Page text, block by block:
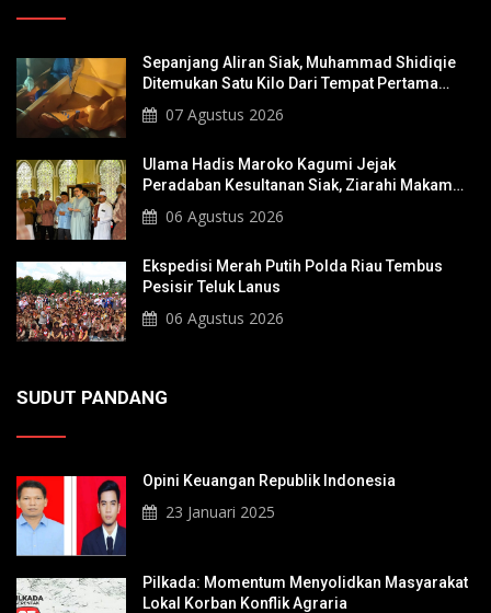
Sepanjang Aliran Siak, Muhammad Shidiqie
Ditemukan Satu Kilo Dari Tempat Pertama
Tenggelam
07 Agustus 2026
Ulama Hadis Maroko Kagumi Jejak
Peradaban Kesultanan Siak, Ziarahi Makam
Sultan Hingga Pendiri Pekanbaru
06 Agustus 2026
Ekspedisi Merah Putih Polda Riau Tembus
Pesisir Teluk Lanus
06 Agustus 2026
SUDUT PANDANG
Opini Keuangan Republik Indonesia
23 Januari 2025
Pilkada: Momentum Menyolidkan Masyarakat
Lokal Korban Konflik Agraria